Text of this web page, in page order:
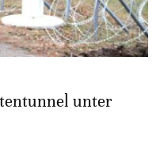
unter